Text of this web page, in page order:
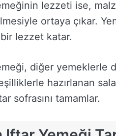
lezzeti ise,
ortaya çıkar.
bir lezzet katar.
diğer yemeklerle
hazırlanan
sofrasını tamamlar.